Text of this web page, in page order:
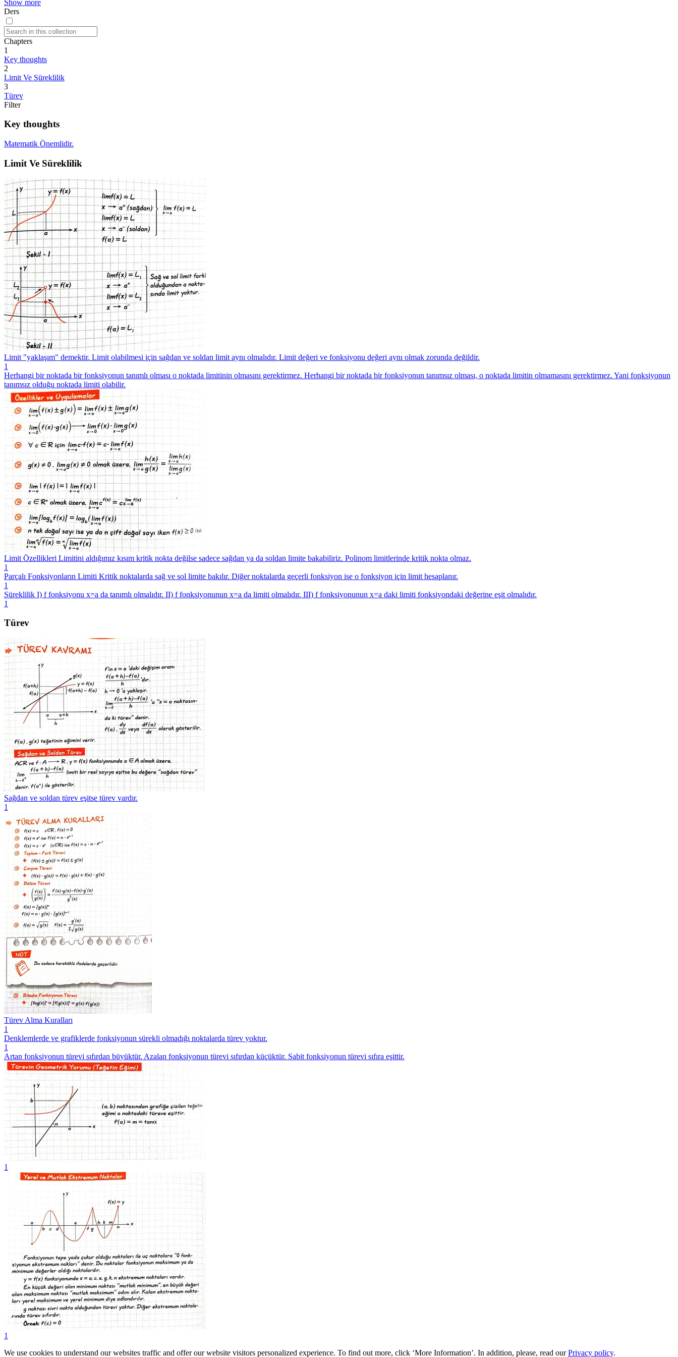
Show more
Ders
Chapters
1
Key thoughts
2
Limit Ve Süreklilik
3
Türev
Filter
Key thoughts
Matematik Önemlidir.
Limit Ve Süreklilik
Limit "yaklaşım" demektir. Limit olabilmesi için sağdan ve soldan limit aynı olmalıdır. Limit değeri ve fonksiyonu değeri aynı olmak zorunda değildir.
1
Herhangi bir noktada bir fonksiyonun tanımlı olması o noktada limitinin olmasını gerektirmez. Herhangi bir noktada bir fonksiyonun tanımsız olması, o noktada limitin olmamasını gerektirmez. Yani fonksiyonun
tanımsız olduğu noktada limiti olabilir.
Limit Özellikleri Limitini aldığımız kısım kritik nokta değilse sadece sağdan ya da soldan limite bakabiliriz. Polinom limitlerinde kritik nokta olmaz.
1
Parçalı Fonksiyonların Limiti Kritik noktalarda sağ ve sol limite bakılır. Diğer noktalarda geçerli fonksiyon ise o fonksiyon için limit hesaplanır.
1
Süreklilik I) f fonksiyonu x=a da tanımlı olmalıdır. II) f fonksiyonunun x=a da limiti olmalıdır. III) f fonksiyonunun x=a daki limiti fonksiyondaki değerine eşit olmalıdır.
1
Türev
Sağdan ve soldan türev eşitse türev vardır.
1
Türev Alma Kuralları
1
Denklemlerde ve grafiklerde fonksiyonun sürekli olmadığı noktalarda türev yoktur.
1
Artan fonksiyonun türevi sıfırdan büyüktür. Azalan fonksiyonun türevi sıfırdan küçüktür. Sabit fonksiyonun türevi sıfıra eşittir.
1
1
We use cookies to understand our websites traffic and offer our website visitors personalized experience. To find out more, click ‘More Information’. In addition, please, read ourPrivacy policy.